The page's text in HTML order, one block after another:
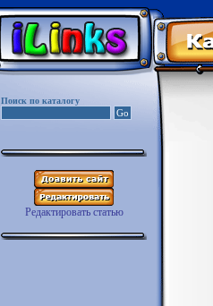
Поиск по каталогу
Редактировать статью